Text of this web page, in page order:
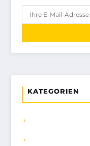
KATEGORIEN